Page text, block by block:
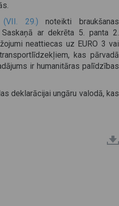
(VII. 29.) noteikti braukšanas
ar dekrēta 5. panta 2.
neattiecas uz EURO 3 vai
kas pārvadā
ir humanitāras palīdzības
deklarācijai ungāru valodā, kas